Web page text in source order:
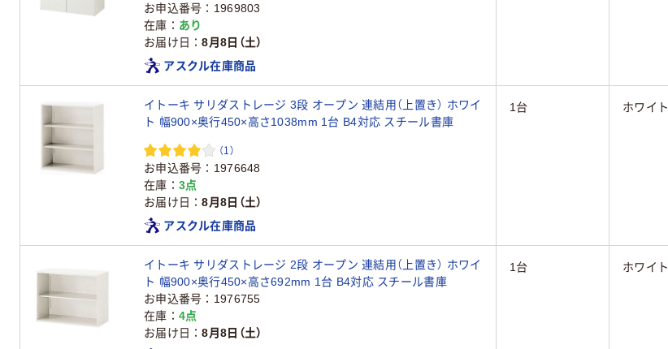
お申込番号
1969803
在庫
あり
お届け日
8月8日（土）
アスクル在庫商品
イトーキ サリダストレージ 3段 オープン 連結用（上置き） ホワイ
ト 幅900×奥行450×高さ1038mm 1台 B4対応 スチール書庫
（1）
お申込番号
1976648
在庫
3点
お届け日
8月8日（土）
アスクル在庫商品
1台 ホワイト
イトーキ サリダストレージ 2段 オープン 連結用（上置き） ホワイ
ト 幅900×奥行450×高さ692mm 1台 B4対応 スチール書庫
お申込番号
1976755
在庫
4点
お届け日
8月8日（土）
1台 ホワイト